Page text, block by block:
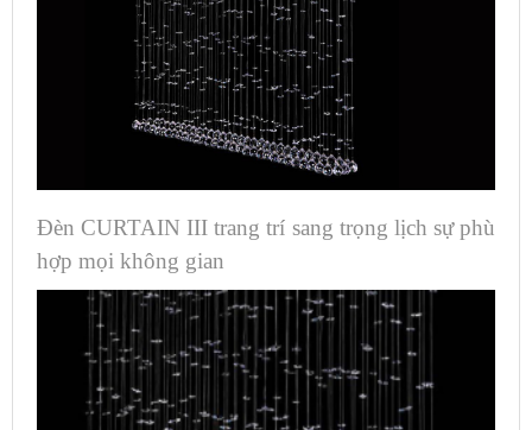
Đèn CURTAIN III trang trí sang trọng lịch sự phù
hợp mọi không gian